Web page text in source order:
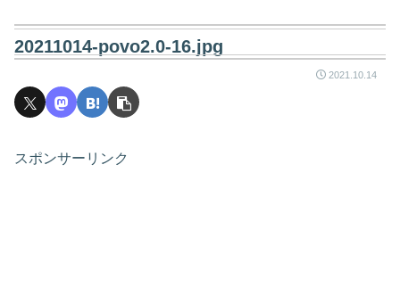
20211014-povo2.0-16.jpg
2021.10.14
スポンサーリンク